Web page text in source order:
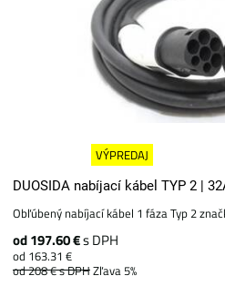
VÝPREDAJ
DUOSIDA nabíjací kábel TYP 2 |
Obľúbený nabíjací kábel 1 fáza Typ 2
od 197.60 €s DPH
od 163.31 €
od 208 €s DPHZľava 5%